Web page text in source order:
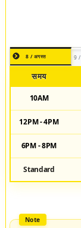
8 / अगस्त 9 /
समय
10AM
12PM - 4PM
6PM - 8PM
Standard